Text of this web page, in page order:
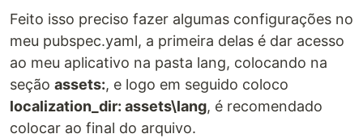
Feito isso preciso fazer algumas configurações no
meu pubspec.yaml, a primeira delas é dar acesso
ao meu aplicativo na pasta lang, colocando na
seção assets:, e logo em seguido coloco
localization_dir: assets\lang, é recomendado
colocar ao final do arquivo.